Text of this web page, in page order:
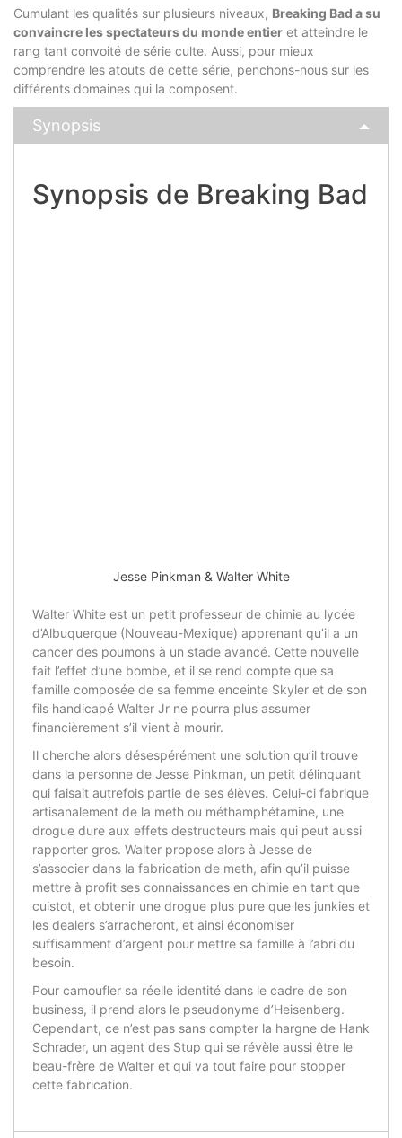
Cumulant les qualités sur plusieurs niveaux, Breaking Bad a su
convaincre les spectateurs du monde entier et atteindre le
rang tant convoité de série culte. Aussi, pour mieux
comprendre les atouts de cette série, penchons-nous sur les
différents domaines qui la composent.
Synopsis
Synopsis de Breaking Bad
Jesse Pinkman & Walter White
Walter White est un petit professeur de chimie au lycée
d’Albuquerque (Nouveau-Mexique) apprenant qu’il a un
cancer des poumons à un stade avancé. Cette nouvelle
fait l’effet d’une bombe, et il se rend compte que sa
famille composée de sa femme enceinte Skyler et de son
fils handicapé Walter Jr ne pourra plus assumer
financièrement s’il vient à mourir.
Il cherche alors désespérément une solution qu’il trouve
dans la personne de Jesse Pinkman, un petit délinquant
qui faisait autrefois partie de ses élèves. Celui-ci fabrique
artisanalement de la meth ou méthamphétamine, une
drogue dure aux effets destructeurs mais qui peut aussi
rapporter gros. Walter propose alors à Jesse de
s’associer dans la fabrication de meth, afin qu’il puisse
mettre à profit ses connaissances en chimie en tant que
cuistot, et obtenir une drogue plus pure que les junkies et
les dealers s’arracheront, et ainsi économiser
suffisamment d’argent pour mettre sa famille à l’abri du
besoin.
Pour camoufler sa réelle identité dans le cadre de son
business, il prend alors le pseudonyme d’Heisenberg.
Cependant, ce n’est pas sans compter la hargne de Hank
Schrader, un agent des Stup qui se révèle aussi être le
beau-frère de Walter et qui va tout faire pour stopper
cette fabrication.